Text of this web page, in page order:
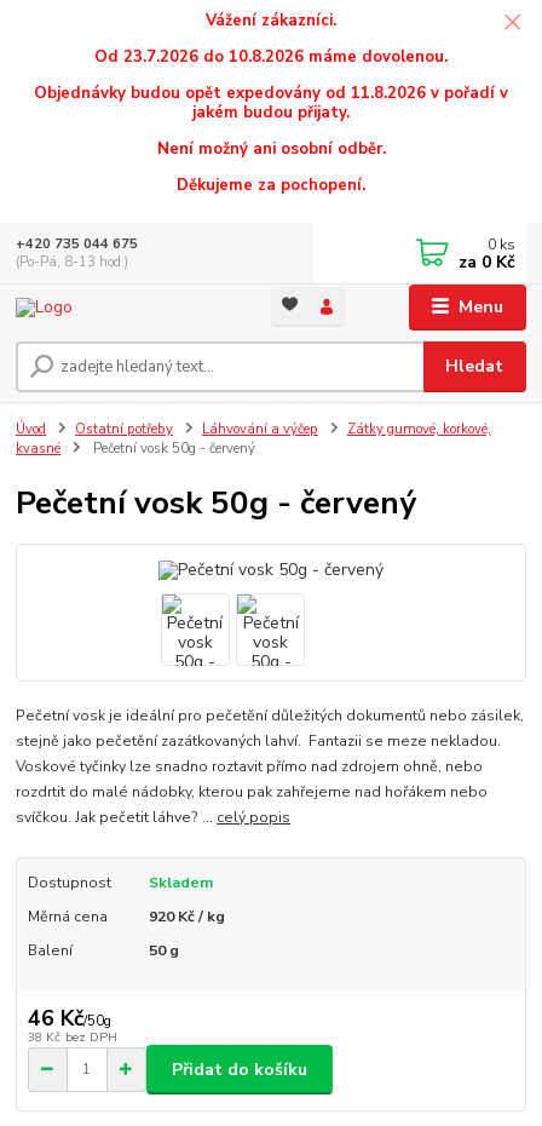
Vážení zákazníci.
Od 23.7.2026 do 10.8.2026 máme dovolenou.
Objednávky budou opět expedovány od 11.8.2026 v pořadí v
jakém budou přijaty.
Není možný ani osobní odběr.
Děkujeme za pochopení.
Menu
Hledat
+420 735 044 675
(Po-Pá, 8-13 hod.)
0 ks
za 0 Kč
Úvod Ostatní potřeby Láhvování a výčep
Zátky gumové, korkové,
kvasné
Pečetní vosk 50g - červený
Pečetní vosk 50g - červený
Pečetní vosk je ideální pro pečetění důležitých dokumentů nebo zásilek,
stejně jako pečetění zazátkovaných lahví. Fantazii se meze nekladou.
Voskové tyčinky lze snadno roztavit přímo nad zdrojem ohně, nebo
rozdrtit do malé nádobky, kterou pak zahřejeme nad hořákem nebo
svíčkou. Jak pečetit láhve? ... celý popis
Dostupnost
Skladem
Měrná cena
920 Kč / kg
Balení
50 g
46 Kč/50g
38 Kč bez DPH
Přidat do košíku